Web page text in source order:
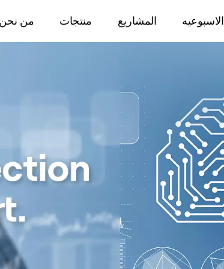
من منتجات المشاريع الاسبوعيه